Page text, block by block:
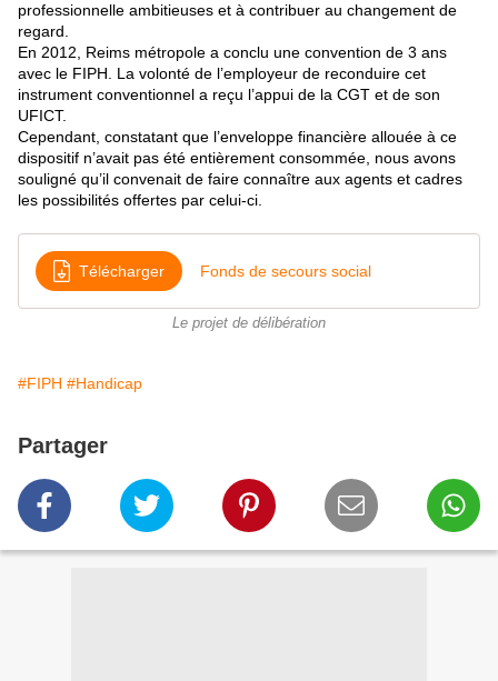
professionnelle ambitieuses et à contribuer au changement de
regard.
En 2012, Reims métropole a conclu une convention de 3 ans
avec le FIPH. La volonté de l’employeur de reconduire cet
instrument conventionnel a reçu l’appui de la CGT et de son
UFICT.
Cependant, constatant que l’enveloppe financière allouée à ce
dispositif n’avait pas été entièrement consommée, nous avons
souligné qu’il convenait de faire connaître aux agents et cadres
les possibilités offertes par celui-ci.
Télécharger Fonds de secours social
Le projet de délibération
#FIPH #Handicap
Partager